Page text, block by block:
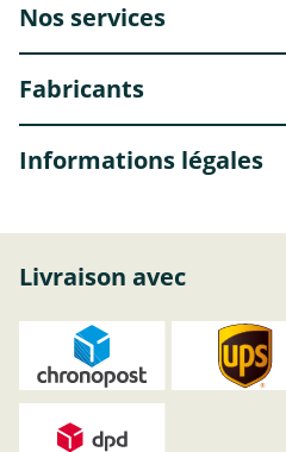
Nos services
Fabricants
Informations légales
Livraison avec